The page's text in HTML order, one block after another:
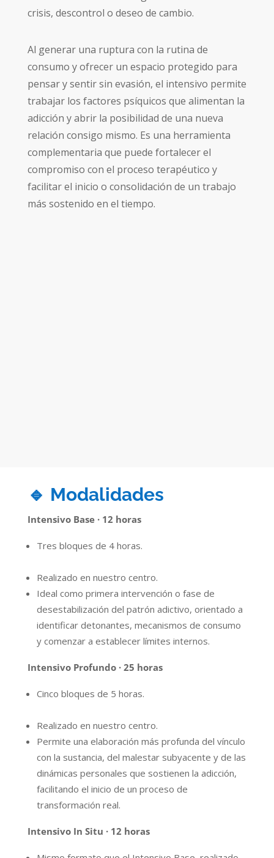
crisis, descontrol o deseo de cambio.
Al generar una ruptura con la rutina de
consumo y ofrecer un espacio protegido para
pensar y sentir sin evasión, el intensivo permite
trabajar los factores psíquicos que alimentan la
adicción y abrir la posibilidad de una nueva
relación consigo mismo. Es una herramienta
complementaria que puede fortalecer el
compromiso con el proceso terapéutico y
facilitar el inicio o consolidación de un trabajo
más sostenido en el tiempo.
🔹 Modalidades
Intensivo Base · 12 horas
Tres bloques de 4 horas.
Realizado en nuestro centro.
Ideal como primera intervención o fase de
desestabilización del patrón adictivo, orientado a
identificar detonantes, mecanismos de consumo
y comenzar a establecer límites internos.
Intensivo Profundo · 25 horas
Cinco bloques de 5 horas.
Realizado en nuestro centro.
Permite una elaboración más profunda del vínculo
con la sustancia, del malestar subyacente y de las
dinámicas personales que sostienen la adicción,
facilitando el inicio de un proceso de
transformación real.
Intensivo In Situ · 12 horas